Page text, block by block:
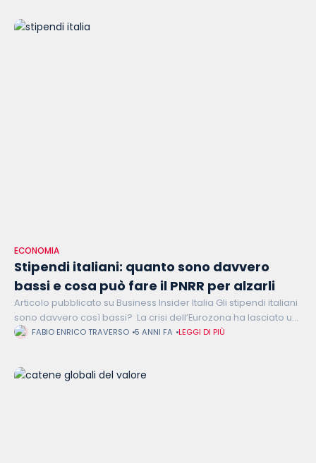
ECONOMIA
Stipendi italiani: quanto sono davvero
bassi e cosa può fare il PNRR per alzarli
Articolo pubblicato su Business Insider Italia Gli stipendi italiani
sono davvero così bassi? La crisi dell’Eurozona ha lasciato un
segno profondo nell’economia continentale. Secondo la
FABIO ENRICO TRAVERSO 5 ANNI FA LEGGI DI PIÙ